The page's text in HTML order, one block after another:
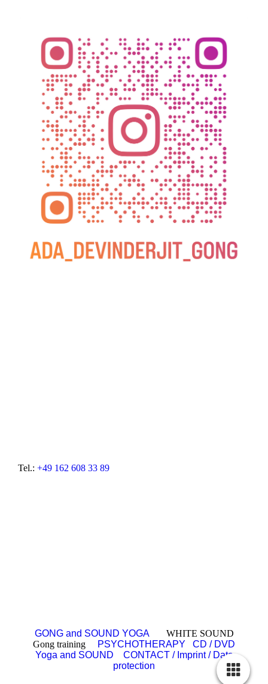
Tel.: +49 162 608 33 89
GONG and SOUND YOGAWHITE SOUND
Gong training
PSYCHOTHERAPY
CD / DVD
Yoga and SOUND
CONTACT / Imprint / Data
protection